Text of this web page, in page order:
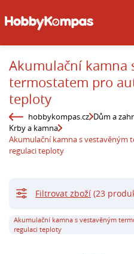
Akumulační kamna
termostatem pro
teploty
hobbykompas.cz Dům a
Krby a kamna
Akumulační kamna s
regulaci teploty
Filtrovat zboží (23
Akumulační kamna s vestavěným
regulaci teploty